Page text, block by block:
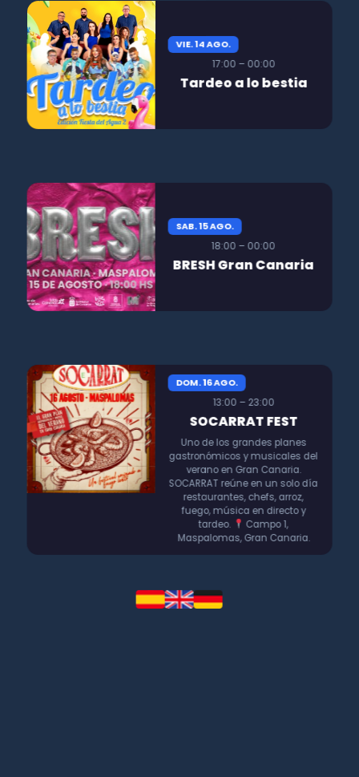
VIE. 14 AGO.
17:00 – 00:00
Tardeo a lo bestia
SAB. 15 AGO.
18:00 – 00:00
BRESH Gran Canaria
DOM. 16 AGO.
13:00 – 23:00
SOCARRAT FEST
Uno de los grandes planes
gastronómicos y musicales del
verano en Gran Canaria.
SOCARRAT reúne en un solo día
restaurantes, chefs, arroz,
fuego, música en directo y
tardeo.
Campo 1,
Maspalomas, Gran Canaria.